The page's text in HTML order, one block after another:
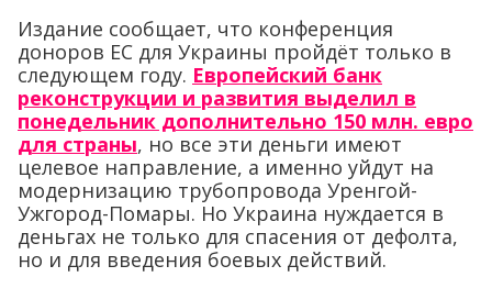
Издание сообщает, что конференция
доноров ЕС для Украины пройдёт только в
следующем году. Европейский банк
реконструкции и развития выделил в
понедельник дополнительно 150 млн. евро
для страны, но все эти деньги имеют
целевое направление, а именно уйдут на
модернизацию трубопровода Уренгой-
Ужгород-Помары. Но Украина нуждается в
деньгах не только для спасения от дефолта,
но и для введения боевых действий.